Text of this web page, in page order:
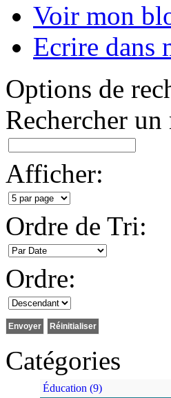
Voir mon
Ecrire dans
Options de
Rechercher un
Afficher:
Ordre de Tri:
Ordre:
Catégories
Éducation (9)